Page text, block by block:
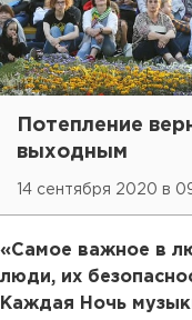
Потепление
выходным
14 сентября 2020 в
«Самое важное в
люди, их
Каждая Ночь